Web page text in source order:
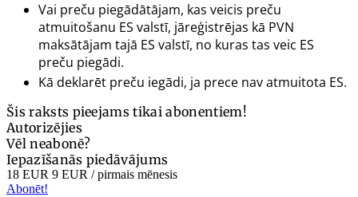
Vai preču piegādātājam, kas veicis preču
atmuitošanu ES valstī, jāreģistrējas kā PVN
maksātājam tajā ES valstī, no kuras tas veic ES
preču piegādi.
Kā deklarēt preču iegādi, ja prece nav atmuitota ES.
Šis raksts pieejams tikai abonentiem!
Autorizējies
Vēl neabonē?
Iepazīšanās piedāvājums
18 EUR 9 EUR / pirmais mēnesis
Abonēt!